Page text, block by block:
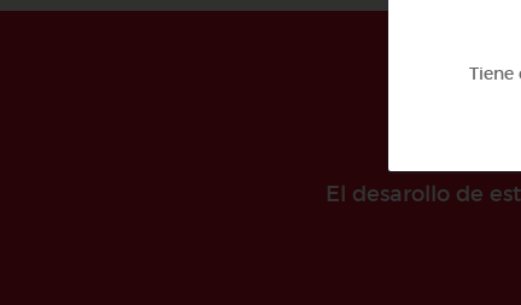
El desarollo de